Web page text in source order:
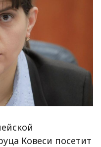
Ковеси посетит